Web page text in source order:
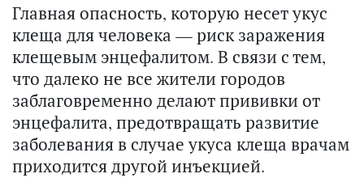
Главная опасность, которую несет укус
клеща для человека — риск заражения
клещевым энцефалитом. В связи с тем,
что далеко не все жители городов
заблаговременно делают прививки от
энцефалита, предотвращать развитие
заболевания в случае укуса клеща врачам
приходится другой инъекцией.